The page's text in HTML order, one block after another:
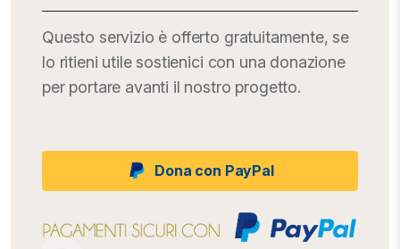
Questo servizio è offerto gratuitamente, se
lo ritieni utile sostienici con una donazione
per portare avanti il nostro progetto.
Dona con PayPal